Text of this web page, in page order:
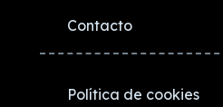
Contacto
Política de cookies